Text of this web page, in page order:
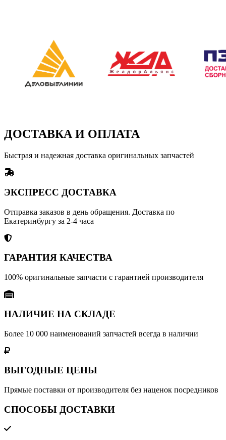
ДОСТАВКА И ОПЛАТА
Быстрая и надежная доставка оригинальных запчастей
ЭКСПРЕСС ДОСТАВКА
Отправка заказов в день обращения. Доставка по
Екатеринбургу за 2-4 часа
ГАРАНТИЯ КАЧЕСТВА
100% оригинальные запчасти с гарантией производителя
НАЛИЧИЕ НА СКЛАДЕ
Более 10 000 наименований запчастей всегда в наличии
ВЫГОДНЫЕ ЦЕНЫ
Прямые поставки от производителя без наценок посредников
СПОСОБЫ ДОСТАВКИ